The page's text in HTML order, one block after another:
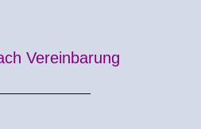
Vereinbarung